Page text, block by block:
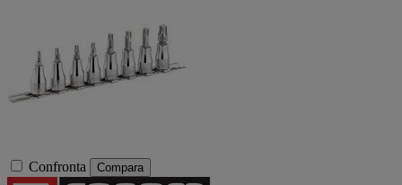
Confronta Compara